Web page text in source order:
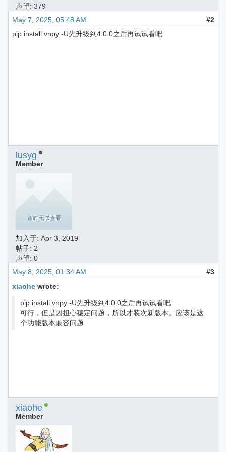
声望: 379
May 7, 2025, 05:48 AM
#2
pip install vnpy -U先升级到4.0.0之后再试试看吧
lusyg
Member
加入于: Apr 3, 2019
帖子: 2
声望: 0
May 8, 2025, 01:34 AM
#3
xiaohe wrote:
pip install vnpy -U先升级到4.0.0之后再试试看吧
可行，但是因担心稳定问题，所以才装次新版本。应该是这
个功能版本兼容问题
xiaohe
Member